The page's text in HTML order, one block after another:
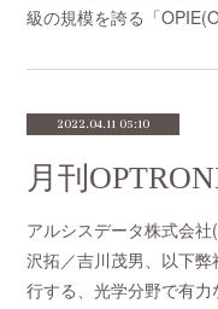
級の規模を誇る「
2022.04.11 05:10
アルシスデータ株式会
沢拓／吉川茂男、以下
行する、光学分野で有